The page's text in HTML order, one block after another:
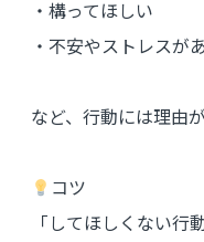
・構ってほしい
・不安やストレスが
など、行動には理由
コツ
「してほしくない行